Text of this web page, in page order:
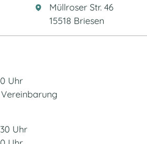
Müllroser Str. 46
15518 Briesen
Uhr
Uhr